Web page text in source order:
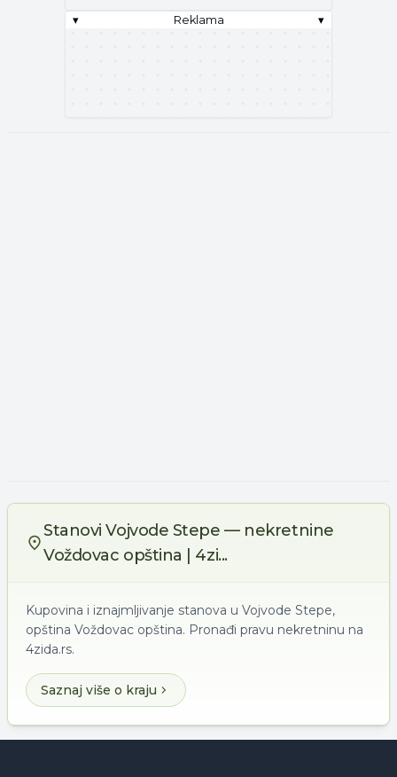
▾ Reklama ▾
Stanovi Vojvode Stepe — nekretnine
Voždovac opština | 4zi...
Kupovina i iznajmljivanje stanova u Vojvode Stepe,
opština Voždovac opština. Pronađi pravu nekretninu na
4zida.rs.
Saznaj više o kraju